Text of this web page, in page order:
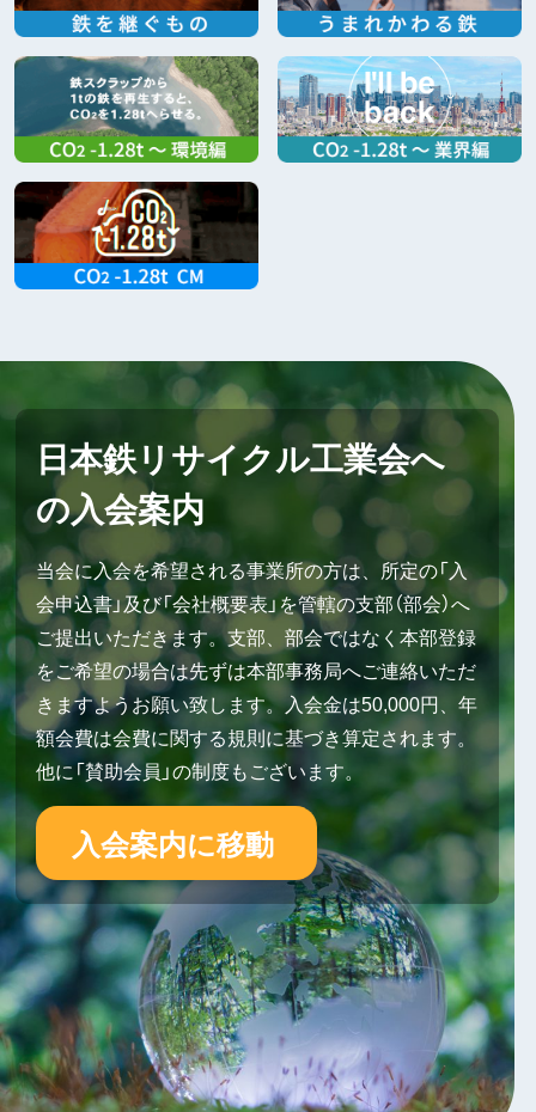
日本鉄リサイクル工業会へ
の入会案内
当会に入会を希望される事業所の方は、所定の「入
会申込書」及び「会社概要表」を管轄の支部（部会）へ
ご提出いただきます。支部、部会ではなく本部登録
をご希望の場合は先ずは本部事務局へご連絡いただ
きますようお願い致します。入会金は50,000円、年
額会費は会費に関する規則に基づき算定されます。
他に「賛助会員」の制度もございます。
入会案内に移動